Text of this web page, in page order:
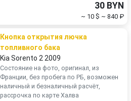
30 BYN
~ 10 $ ~ 840 ₽
Кнопка открытия лючка
топливного бака
Kia Sorento 2 2009
Состояние на фото, оригинал, из
Франции, без пробега по РБ, возможен
наличный и безналичный расчёт,
рассрочка по карте Халва